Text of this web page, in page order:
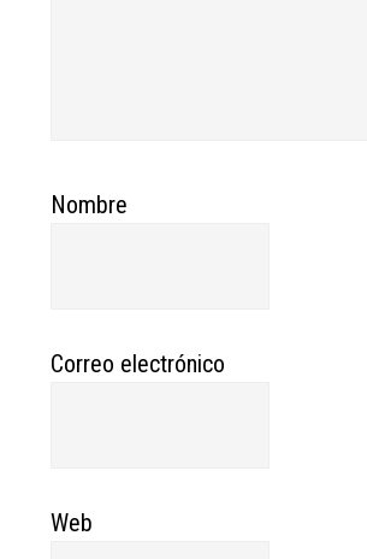
Nombre
Correo electrónico
Web